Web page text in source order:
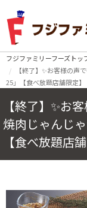
フジファミリーフーズトッ
【終了】✨お客様の声
25」【食べ放題店舗限定】
【終了】✨お
焼肉じゃんじ
【食べ放題店舗